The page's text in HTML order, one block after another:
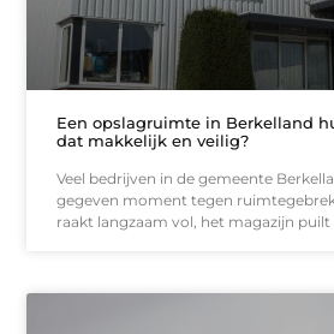
Een opslagruimte in Berkelland
dat makkelijk en veilig?
Veel bedrijven in de gemeente
gegeven moment tegen
raakt langzaam vol, het magazijn puilt